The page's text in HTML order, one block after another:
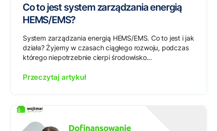
Co to jest system zarządzania energią
HEMS/EMS?
System zarządzania energią HEMS/EMS. Co to jest i jak
działa? Żyjemy w czasach ciągłego rozwoju, podczas
którego niepotrzebnie cierpi środowisko...
Przeczytaj artykuł